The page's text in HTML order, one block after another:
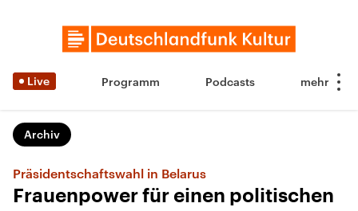
Live Programm Podcasts
Archiv
Präsidentschaftswahl in Belarus
Frauenpower für einen politischen